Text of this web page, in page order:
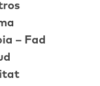
– Fad